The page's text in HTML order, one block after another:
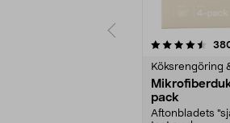
Köksrengöring
pack
Aftonbladets